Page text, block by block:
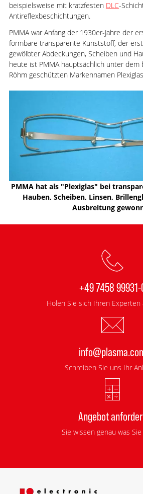
beispielsweise mit kratzfesten DLC-
Antireflexbeschichtungen.
PMMA war Anfang der 1930er-Jahre der
formbare transparente Kunststoff, der
gewölbter Abdeckungen, Scheiben und
heute ist PMMA hauptsächlich unter
Röhm geschützten Markennamen
PMMA hat als "Plexiglas" bei
Hauben, Scheiben, Linsen,
Ausbreitung
+49 7458
Holen Sie sich Ihren Experten
Schreiben Sie uns Ihr
Angebot
Sie wissen genau was